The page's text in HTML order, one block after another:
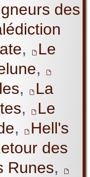
des
,
Le
,
,
La
,
Le
,
Hell's
des
Runes,